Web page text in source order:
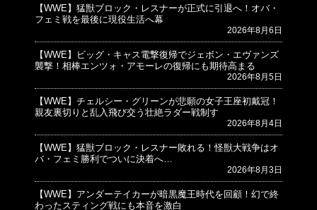
【WWE】猛獣ブロック・レスナーが正式に引退へ！オバ・
フェミ戦を最後に現役生活へ幕
2026年8月6日
【WWE】ビッグ・キャス電撃復帰でジェボン・エヴァンズ
襲撃！相棒エンツォ・アモーレの復帰にも期待高まる
2026年8月5日
【WWE】チェルシー・グリーンが悲願の女子王座初戴冠！
親友裏切りと乱入飛び交う壮絶ラダー戦制す
2026年8月4日
【WWE】猛獣ブロック・レスナー敗れる！怪獣大戦争はオ
バ・フェミ勝利でついに決着へ…
2026年8月3日
【WWE】アンダーテイカーが暗黒魔王時代を回顧！幻で終
わったスティング戦にも本音を激白